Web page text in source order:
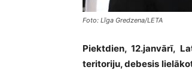
Foto: Līga Gredzena/LETA
Piektdien, 12.janvārī,
teritoriju, debesis